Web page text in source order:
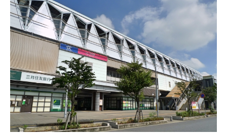
スマホと通信の最新トレンド
進化するPCとデバイスの未来
好きが集まる 比べて選べる
ビジネスと働き方のヒント
AI活用のいまが分かる
企業ITのトレンドを詳説